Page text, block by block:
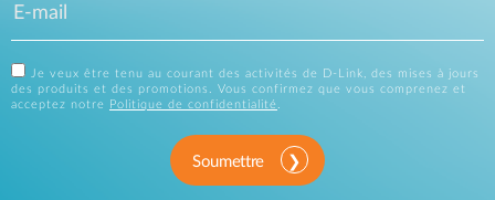
Je veux être tenu au courant des activités de D-Link, des mises à jours
des produits et des promotions. Vous confirmez que vous comprenez et
acceptez notre
Politique de confidentialité.
Soumettre